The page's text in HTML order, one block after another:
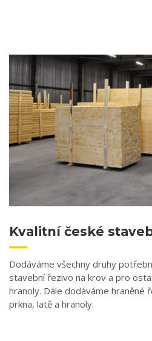
Kvalitní české
Dodáváme všechny druhy
stavební řezivo na krov a pro
hranoly. Dále dodáváme hraněné
prkna, latě a hranoly.